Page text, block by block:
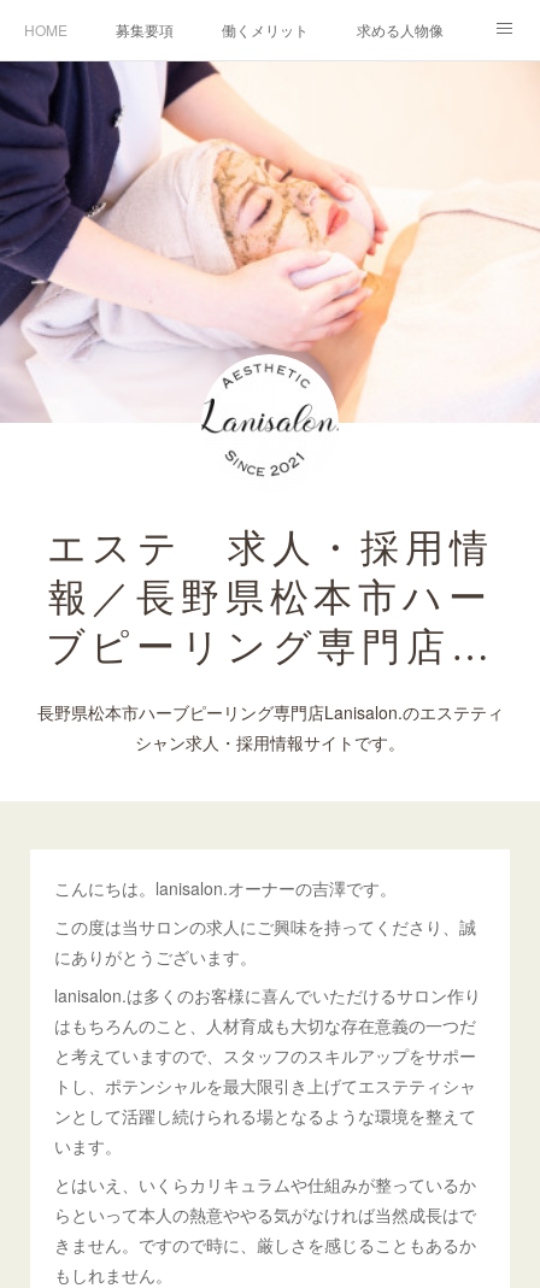
HOME 募集要項 働くメリット 求める人物像
研修制度 スタッフの1日
エステ 求人・採用情
報／長野県松本市ハー
ブピーリング専門店…
長野県松本市ハーブピーリング専門店Lanisalon.のエステティ
シャン求人・採用情報サイトです。
こんにちは。lanisalon.オーナーの吉澤です。
この度は当サロンの求人にご興味を持ってくださり、誠
にありがとうございます。
lanisalon.は多くのお客様に喜んでいただけるサロン作り
はもちろんのこと、人材育成も大切な存在意義の一つだ
と考えていますので、スタッフのスキルアップをサポー
トし、ポテンシャルを最大限引き上げてエステティシャ
ンとして活躍し続けられる場となるような環境を整えて
います。
とはいえ、いくらカリキュラムや仕組みが整っているか
らといって本人の熱意ややる気がなければ当然成長はで
きません。ですので時に、厳しさを感じることもあるか
もしれません。